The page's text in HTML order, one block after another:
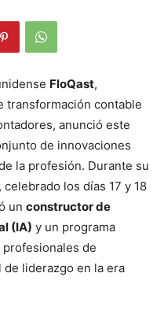
FloQast,
transformación contable
anunció este
de innovaciones
la profesión. Durante su
, celebrado los días 17 y 18
un constructor de
(IA) y un programa
de
liderazgo en la era